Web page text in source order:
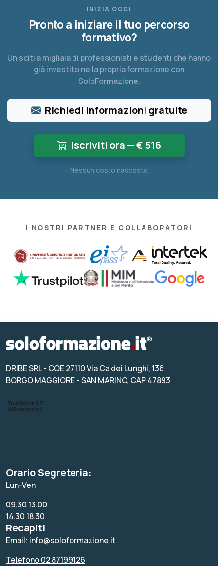
INIZIA OGGI
Pronto a iniziare il tuo percorso
formativo?
Unisciti a migliaia di professionisti e studenti che hanno
già investito nella propria formazione con
SoloFormazione.
Richiedi informazioni gratuite
Iscriviti ora — € 516
Nessun costo nascosto
I NOSTRI PARTNER E COLLABORATORI
DRIBE SRL- COE 27110 Via Ca dei Lunghi, 136
BORGO MAGGIORE - SAN MARINO, CAP 47893
Orario Segreteria:
Lun-Ven
09.30 13.00
14.30 18.30
Recapiti
Email: info@soloformazione.it
Telefono 02 87199126